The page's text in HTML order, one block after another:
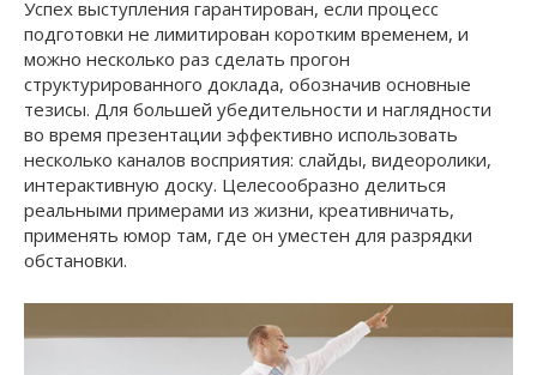
Успех выступления гарантирован, если процесс
подготовки не лимитирован коротким временем, и
можно несколько раз сделать прогон
структурированного доклада, обозначив основные
тезисы. Для большей убедительности и наглядности
во время презентации эффективно использовать
несколько каналов восприятия: слайды, видеоролики,
интерактивную доску. Целесообразно делиться
реальными примерами из жизни, креативничать,
применять юмор там, где он уместен для разрядки
обстановки.